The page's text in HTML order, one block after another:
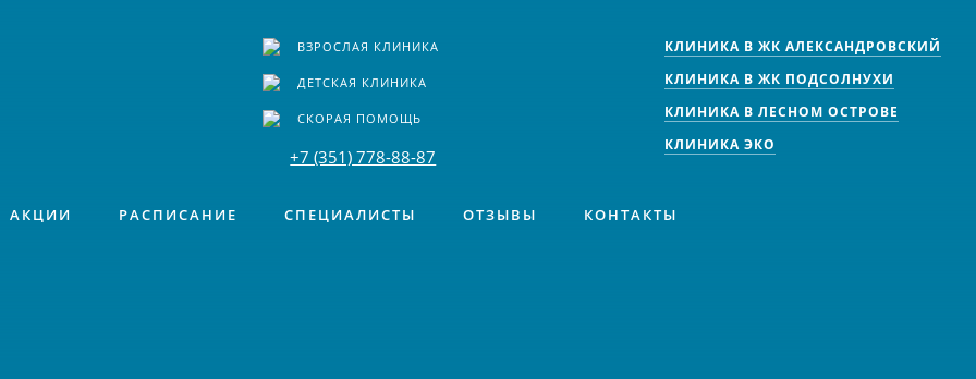
ВЗРОСЛАЯ КЛИНИКА
ДЕТСКАЯ КЛИНИКА
СКОРАЯ ПОМОЩЬ
+7 (351) 778-88-87
КЛИНИКА В ЖК АЛЕКСАНДРОВСКИЙ
КЛИНИКА В ЖК ПОДСОЛНУХИ
КЛИНИКА В ЛЕСНОМ ОСТРОВЕ
КЛИНИКА ЭКО
АКЦИИ РАСПИСАНИЕ СПЕЦИАЛИСТЫ ОТЗЫВЫ КОНТАКТЫ